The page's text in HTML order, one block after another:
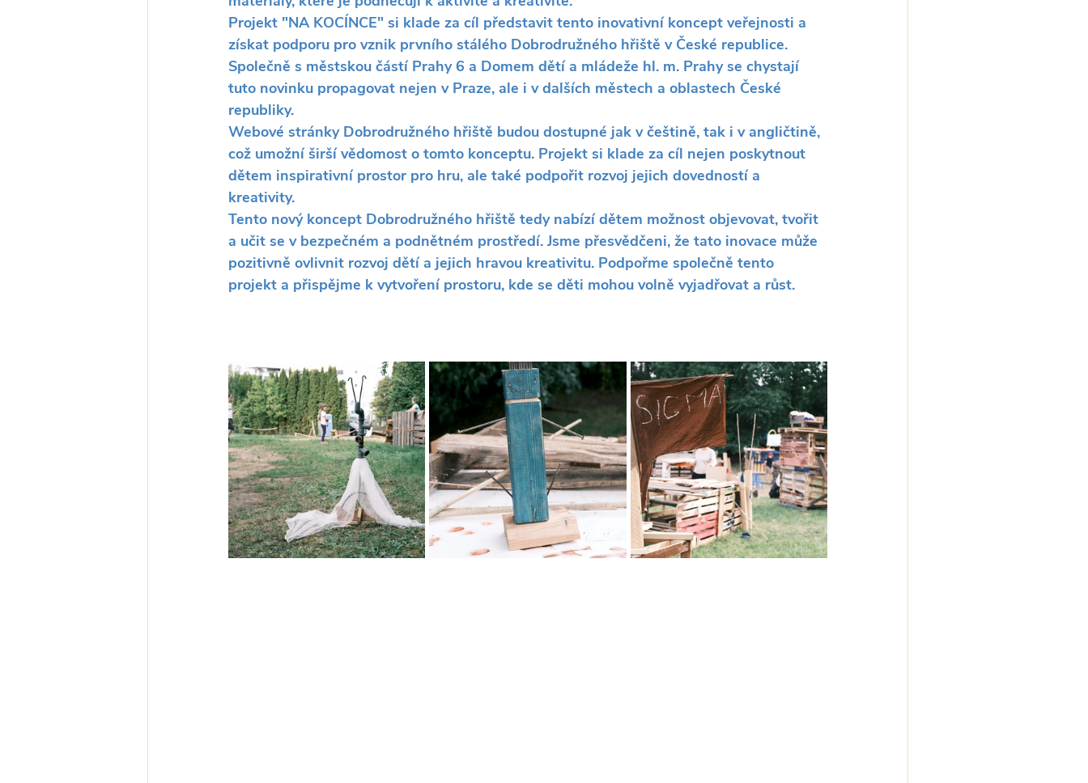
Projekt "NA KOCÍNCE" si klade za cíl představit tento inovativní koncept veřejnosti a
získat podporu pro vznik prvního stálého Dobrodružného hřiště v České republice.
Společně s městskou částí Prahy 6 a Domem dětí a mládeže hl. m. Prahy se chystají
tuto novinku propagovat nejen v Praze, ale i v dalších městech a oblastech České
republiky.
Webové stránky Dobrodružného hřiště budou dostupné jak v češtině, tak i v angličtině,
což umožní širší vědomost o tomto konceptu. Projekt si klade za cíl nejen poskytnout
dětem inspirativní prostor pro hru, ale také podpořit rozvoj jejich dovedností a
kreativity.
Tento nový koncept Dobrodružného hřiště tedy nabízí dětem možnost objevovat, tvořit
a učit se v bezpečném a podnětném prostředí. Jsme přesvědčeni, že tato inovace může
pozitivně ovlivnit rozvoj dětí a jejich hravou kreativitu. Podpořme společně tento
projekt a přispějme k vytvoření prostoru, kde se děti mohou volně vyjadřovat a růst.